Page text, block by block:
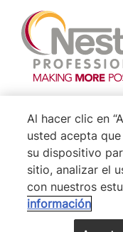
Aviso de Cookies
Politica De
Mapa del Sitio
® Nestlé 2026
Al hacer clic en
usted acepta
su dispositivo
sitio, analizar el
con nuestros
información